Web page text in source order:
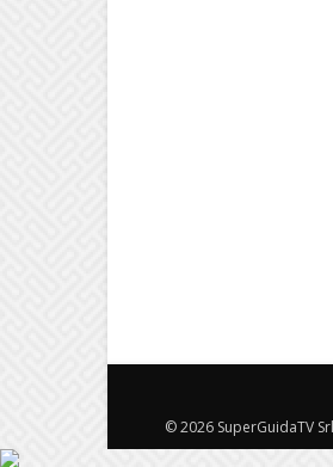
© 2026 SuperGuidaTV